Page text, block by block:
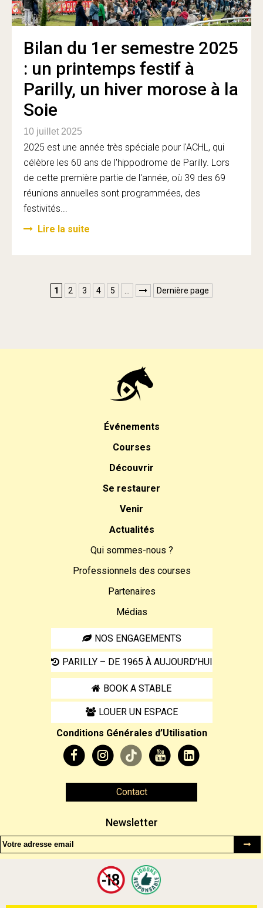
Bilan du 1er semestre 2025
: un printemps festif à
Parilly, un hiver morose à la
Soie
10 juillet 2025
2025 est une année très spéciale pour l'ACHL, qui
célèbre les 60 ans de l'hippodrome de Parilly. Lors
de cette première partie de l'année, où 39 des 69
réunions annuelles sont programmées, des
festivités...
Lire la suite
1 2 3 4 5  Dernière page
Événements
Courses
Découvrir
Se restaurer
Venir
Actualités
Qui sommes-nous ?
Professionnels des courses
Partenaires
Médias
NOS ENGAGEMENTS
PARILLY – DE 1965 À AUJOURD’HUI
BOOK A STABLE
LOUER UN ESPACE
Conditions Générales d’Utilisation
Contact
Newsletter